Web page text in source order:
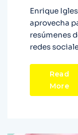
Enrique
aprovecha
resúmenes
redes
Read
More